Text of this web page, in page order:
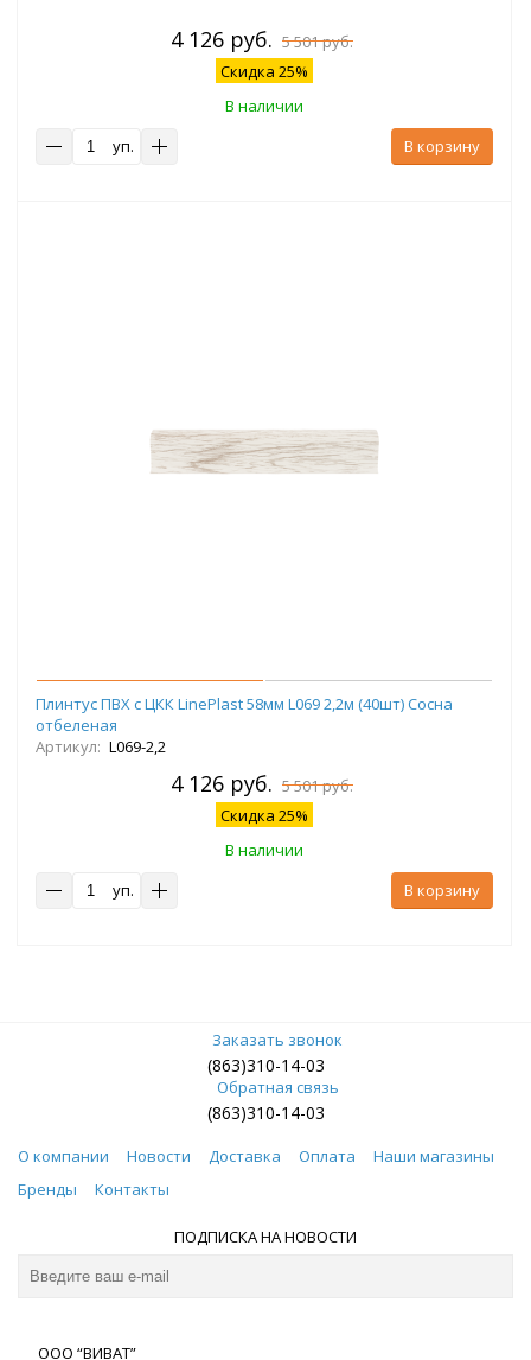
4 126 руб. 5 501 руб.
Скидка 25%
В наличии
уп.
В корзину
Плинтус ПВХ с ЦКК LinePlast 58мм L069 2,2м (40шт) Сосна
отбеленая
Артикул: L069-2,2
4 126 руб. 5 501 руб.
Скидка 25%
В наличии
уп.
В корзину
Заказать звонок
(863)310-14-03
Обратная связь
(863)310-14-03
О компании Новости Доставка Оплата
Наши магазины
Бренды
Контакты
ПОДПИСКА НА НОВОСТИ
ООО “ВИВАТ”